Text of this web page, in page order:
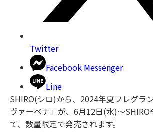
Twitter
Facebook Messenger
Line
SHIRO(シロ)から、2024年夏フレグラ
ヴァーベナ」が、6月12日(水)〜
て、数量限定で発売されます。